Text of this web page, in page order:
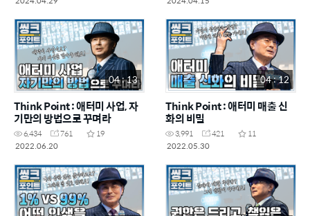
04 : 13
Think Point : 애터미 사업, 자
기만의 방법으로 꾸며라
6,434 761
19
2022.06.20
04 : 12
Think Point : 애터미 매출 신
화의 비밀
3,991 421
11
2022.05.30